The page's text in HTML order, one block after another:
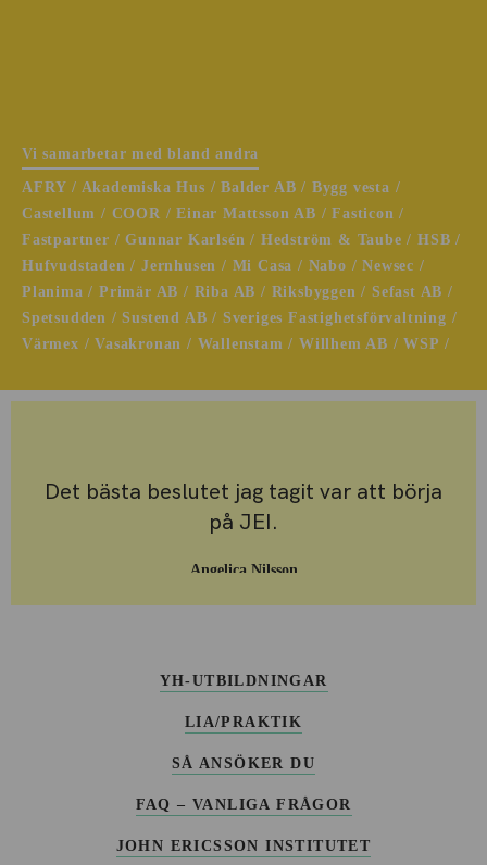
Vi samarbetar med bland andra
AFRY / Akademiska Hus / Balder AB / Bygg vesta /
Castellum / COOR / Einar Mattsson AB / Fasticon /
Fastpartner / Gunnar Karlsén / Hedström & Taube / HSB /
Hufvudstaden / Jernhusen / Mi Casa / Nabo / Newsec /
Planima / Primär AB / Riba AB / Riksbyggen / Sefast AB /
Spetsudden / Sustend AB / Sveriges Fastighetsförvaltning /
Värmex / Vasakronan / Wallenstam / Willhem AB / WSP /
Det bästa beslutet jag tagit var att börja
på JEI.
Angelica Nilsson
YH-UTBILDNINGAR
LIA/PRAKTIK
SÅ ANSÖKER DU
FAQ – VANLIGA FRÅGOR
JOHN ERICSSON INSTITUTET